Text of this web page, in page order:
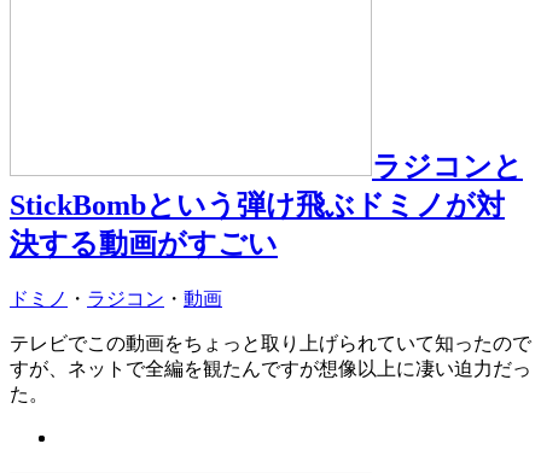
ラジコンと
StickBombという弾け飛ぶドミノが対
決する動画がすごい
ドミノ ・ ラジコン ・ 動画
テレビでこの動画をちょっと取り上げられていて知ったので
すが、ネットで全編を観たんですが想像以上に凄い迫力だっ
た。